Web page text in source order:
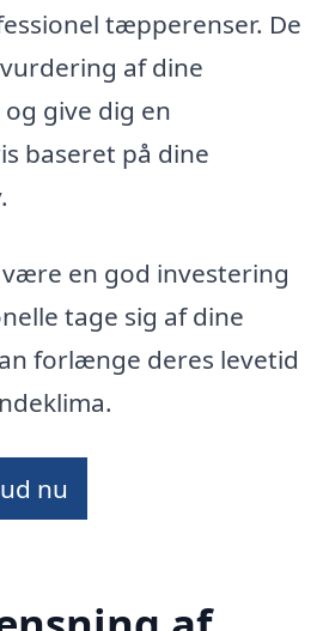
tæpperenser. De
af dine
give dig en
baseret på dine
en god investering
tage sig af dine
forlænge deres levetid
nu